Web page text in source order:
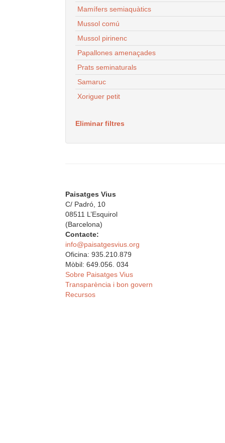
Mamífers semiaquàtics
Mussol comú
Mussol pirinenc
Papallones amenaçades
Prats seminaturals
Samaruc
Xoriguer petit
Eliminar filtres
Paisatges Vius
C/ Padró, 10
08511 L’Esquirol
(Barcelona)
Contacte:
info@paisatgesvius.org
Oficina: 935.210.879
Mòbil: 649.056. 034
Sobre Paisatges Vius
Transparència i bon govern
Recursos